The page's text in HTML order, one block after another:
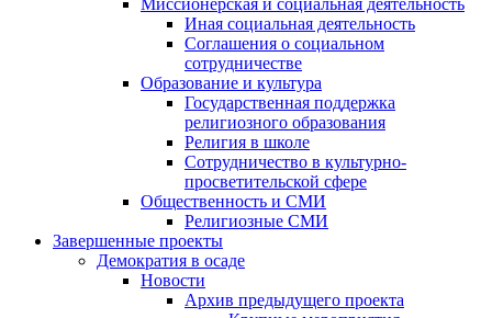
Миссионерская и социальная деятельность
Иная социальная деятельность
Соглашения о социальном
сотрудничестве
Образование и культура
Государственная поддержка
религиозного образования
Религия в школе
Сотрудничество в культурно-
просветительской сфере
Общественность и СМИ
Религиозные СМИ
Завершенные проекты
Демократия в осаде
Новости
Архив предыдущего проекта